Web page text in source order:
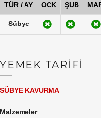
TÜR / AY OCK ŞUB
Sübye
YEMEK TARİFİ
SÜBYE KAVURMA
Malzemeler